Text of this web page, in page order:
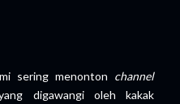
sering menonton channel
digawangi oleh kakak